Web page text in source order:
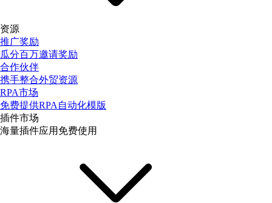
资源
推广奖励
瓜分百万邀请奖励
合作伙伴
携手整合外贸资源
RPA市场
免费提供RPA自动化模版
插件市场
海量插件应用免费使用